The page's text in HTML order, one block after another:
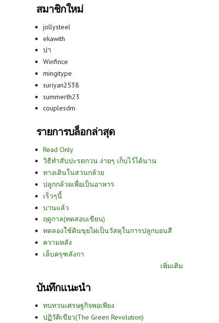
สมาชิกใหม่
jollysteel
ekawith
ปา
Winfince
mingitype
suriyan2538
summerth23
couplesdm
รายการบล็อกล่าสุด
Read Only
วิธีทำสับปะรดกวน ง่ายๆ เก็บไว้ได้นาน
ทางเดินในสวนกล้วย
ปลูกกล้วยเพื่อเป็นอาหาร
เร็วๆนี้
บานแล้ว
ฤดูกาล(ทดสอบเขียน)
ทดลองใช้ดินขุยไผ่เป็นวัสดุในการปลูกบอนสี
ความหลัง
เล็บครุฑลังกา
เพิ่มเติม
บันทึกแนะนำ
ทบทวนเศรษฐกิจพอเพียง
ปฏิวัติเขียว(The Green Revolution)